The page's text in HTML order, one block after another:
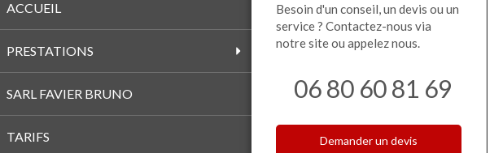
ACCUEIL
PRESTATIONS
SARL FAVIER BRUNO
TARIFS
Besoin d'un conseil, un devis ou un
service ? Contactez-nous via
notre site ou appelez nous.
06 80 60 81 69
Demander un devis